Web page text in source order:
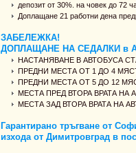
депозит от 30%. на човек до 72
Доплащане 21 работни дена
ЗАБЕЛЕЖКА!
ДОПЛАЩАНЕ НА СЕДАЛКИ в
НАСТАНЯВАНЕ В АВТОБУСА
ПРЕДНИ МЕСТА ОТ 1 ДО 4
ПРЕДНИ МЕСТА ОТ 5 ДО 12
МЕСТА ПРЕД ВТОРА ВРАТА НА
МЕСТА ЗАД ВТОРА ВРАТА НА
Гарантирано тръгване от
изхода от Димитровград в